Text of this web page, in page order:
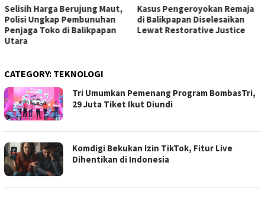
Kasus Pengeroyokan Remaja
di Balikpapan Diselesaikan
Lewat Restorative Justice
Pengemudi Perempuan di
Kaltim Terima Apresiasi dari
Maxim
CATEGORY: TEKNOLOGI
Tri Umumkan Pemenang Program BombasTri,
29 Juta Tiket Ikut Diundi
Komdigi Bekukan Izin TikTok, Fitur Live
Dihentikan di Indonesia